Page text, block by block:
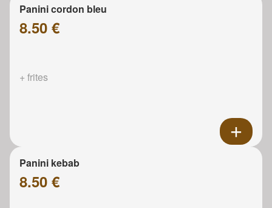
Panini cordon bleu
8.50 €
+ frites
Panini kebab
8.50 €